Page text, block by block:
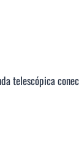
telescópica